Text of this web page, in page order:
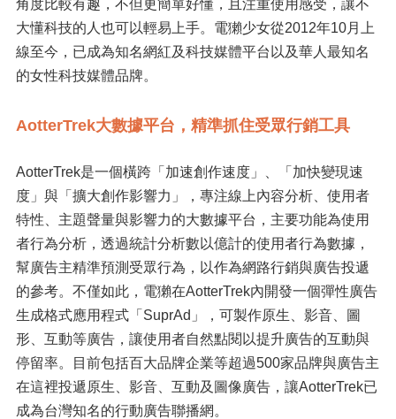
角度比較有趣，不但更簡單好懂，且注重使用感受，讓不
大懂科技的人也可以輕易上手。電獺少女從2012年10月上
線至今，已成為知名網紅及科技媒體平台以及華⼈最知名
的女性科技媒體品牌。
AotterTrek大數據平台，精準抓住受眾行銷工具
AotterTrek是一個橫跨「加速創作速度」、「加快變現速
度」與「擴大創作影響⼒」，專注線上內容分析、使用者
特性、主題聲量與影響力的大數據平台，主要功能為使用
者行為分析，透過統計分析數以億計的使用者行為數據，
幫廣告主精準預測受眾行為，以作為網路行銷與廣告投遞
的參考。不僅如此，電獺在AotterTrek內開發一個彈性廣告
生成格式應用程式「SuprAd」，可製作原生、影音、圖
形、互動等廣告，讓使用者自然點閱以提升廣告的互動與
停留率。目前包括百大品牌企業等超過500家品牌與廣告主
在這裡投遞原生、影音、互動及圖像廣告，讓AotterTrek已
成為台灣知名的行動廣告聯播網。